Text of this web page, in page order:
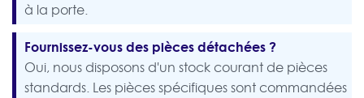
à la porte.
Fournissez-vous des pièces détachées ?
Oui, nous disposons d'un stock courant de pièces
standards. Les pièces spécifiques sont commandées